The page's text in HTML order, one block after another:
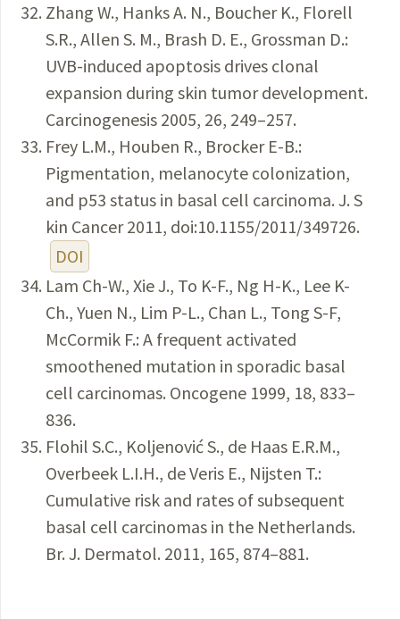
Zhang W., Hanks A. N., Boucher K., Florell
S.R., Allen S. M., Brash D. E., Grossman D.:
UVB-induced apoptosis drives clonal
expansion during skin tumor development.
Carcinogenesis 2005, 26, 249–257.
Frey L.M., Houben R., Brocker E-B.:
Pigmentation, melanocyte colonization,
and p53 status in basal cell carcinoma. J. S
kin Cancer 2011, doi:10.1155/2011/349726.
DOI
Lam Ch-W., Xie J., To K-F., Ng H-K., Lee K-
Ch., Yuen N., Lim P-L., Chan L., Tong S-F,
McCormik F.: A frequent activated
smoothened mutation in sporadic basal
cell carcinomas. Oncogene 1999, 18, 833–
836.
Flohil S.C., Koljenović S., de Haas E.R.M.,
Overbeek L.I.H., de Veris E., Nijsten T.:
Cumulative risk and rates of subsequent
basal cell carcinomas in the Netherlands.
Br. J. Dermatol. 2011, 165, 874–881.